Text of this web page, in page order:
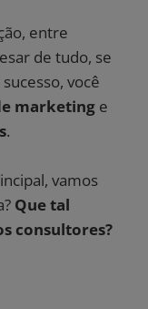
entre
de tudo, se
você
marketing e
.
vamos
Que tal
consultores?